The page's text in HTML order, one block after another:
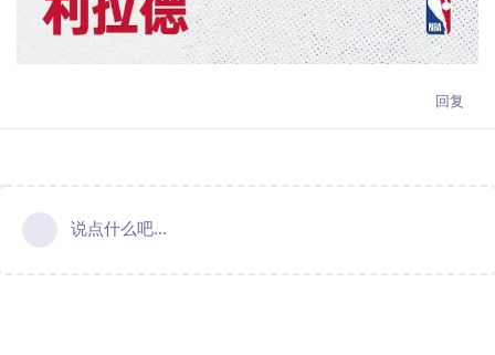
回复
说点什么吧...